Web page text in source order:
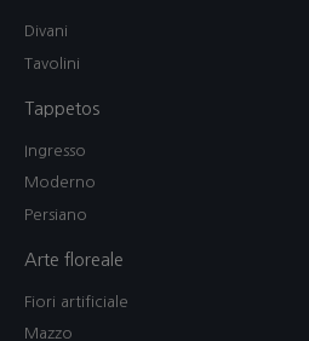
Divani
Tavolini
Tappetos
Ingresso
Moderno
Persiano
Arte floreale
Fiori artificiale
Mazzo